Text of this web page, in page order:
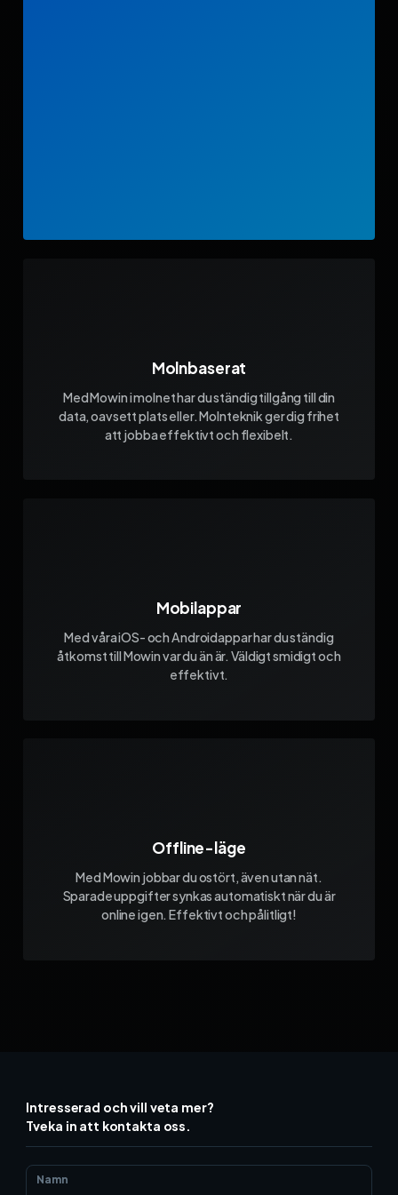
Molnbaserat
Med Mowin i molnet har du ständig tillgång till din
data, oavsett plats eller. Molnteknik ger dig frihet
att jobba effektivt och flexibelt.
Mobilappar
Med våra iOS- och Androidappar har du ständig
åtkomst till Mowin var du än är. Väldigt smidigt och
effektivt.
Offline-läge
Med Mowin jobbar du ostört, även utan nät.
Sparade uppgifter synkas automatiskt när du är
online igen. Effektivt och pålitligt!
Intresserad och vill veta mer?
Tveka in att kontakta oss.
Namn